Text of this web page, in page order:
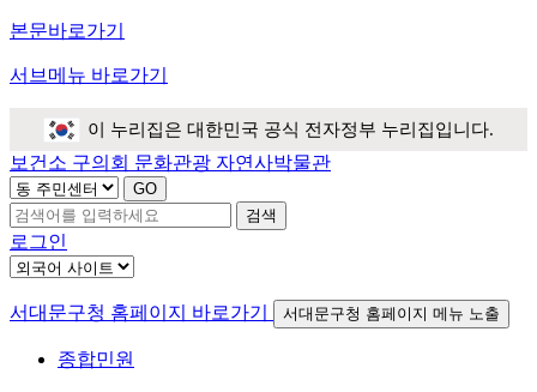
본문바로가기
서브메뉴 바로가기
이 누리집은 대한민국 공식 전자정부 누리집입니다.
보건소 구의회 문화관광 자연사박물관
검색
로그인
서대문구청 홈페이지 바로가기 서대문구청 홈페이지 메뉴 노출
종합민원